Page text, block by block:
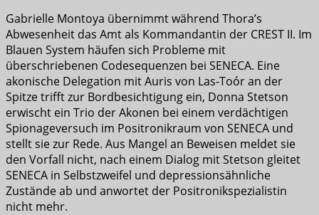
Gabrielle Montoya übernimmt während Thora’s
Abwesenheit das Amt als Kommandantin der CREST II. Im
Blauen System häufen sich Probleme mit
überschriebenen Codesequenzen bei SENECA. Eine
akonische Delegation mit Auris von Las-Toór an der
Spitze trifft zur Bordbesichtigung ein, Donna Stetson
erwischt ein Trio der Akonen bei einem verdächtigen
Spionageversuch im Positronikraum von SENECA und
stellt sie zur Rede. Aus Mangel an Beweisen meldet sie
den Vorfall nicht, nach einem Dialog mit Stetson gleitet
SENECA in Selbstzweifel und depressionsähnliche
Zustände ab und anwortet der Positronikspezialistin
nicht mehr.